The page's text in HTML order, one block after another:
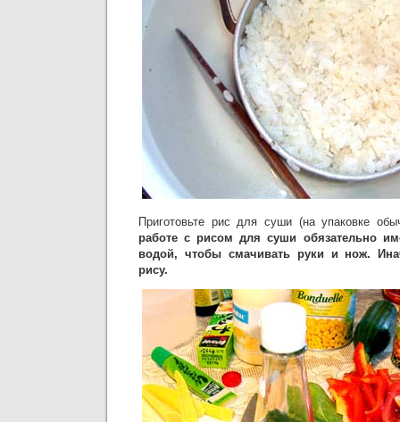
Приготовьте рис для суши (на упаковке
работе с рисом для суши обязательно
водой, чтобы смачивать руки и нож.
рису.